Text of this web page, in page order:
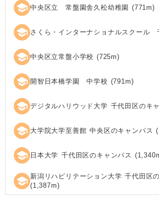
school 中央区立 常盤園舎久松幼稚園 (771m)
school さくら・インターナショナルスクール
school 中央区立常盤小学校 (725m)
school 開智日本橋学園 中学校 (791 m)
school デジタルハリウッド大学 千代田区のキ
school 大学院大学至善館 中央区のキャンパス (
school 日本大学 千代田区のキャンパス (1,340
school 新潟リハビリテーション大学 千代田区
(1,387m)